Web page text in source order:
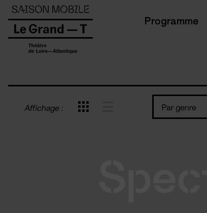
Programme
Affichage : Par genre
Panneau de gestion des cookies